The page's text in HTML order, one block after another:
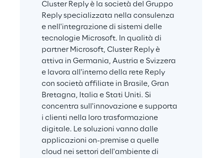
Cluster Reply è la società del Gruppo
Reply specializzata nella consulenza
e nell'integrazione di sistemi delle
tecnologie Microsoft. In qualità di
partner Microsoft, Cluster Reply è
attiva in Germania, Austria e Svizzera
e lavora all'interno della rete Reply
con società affiliate in Brasile, Gran
Bretagna, Italia e Stati Uniti. Si
concentra sull'innovazione e supporta
i clienti nella loro trasformazione
digitale. Le soluzioni vanno dalle
applicazioni on-premise a quelle
cloud nei settori dell'ambiente di